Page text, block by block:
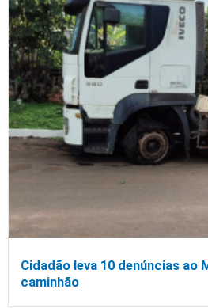
Cidadão leva 10 denúncias ao
caminhão